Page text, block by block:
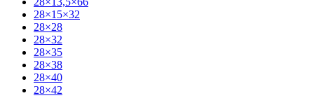
28×15×32
28×28
28×32
28×35
28×38
28×40
28×42